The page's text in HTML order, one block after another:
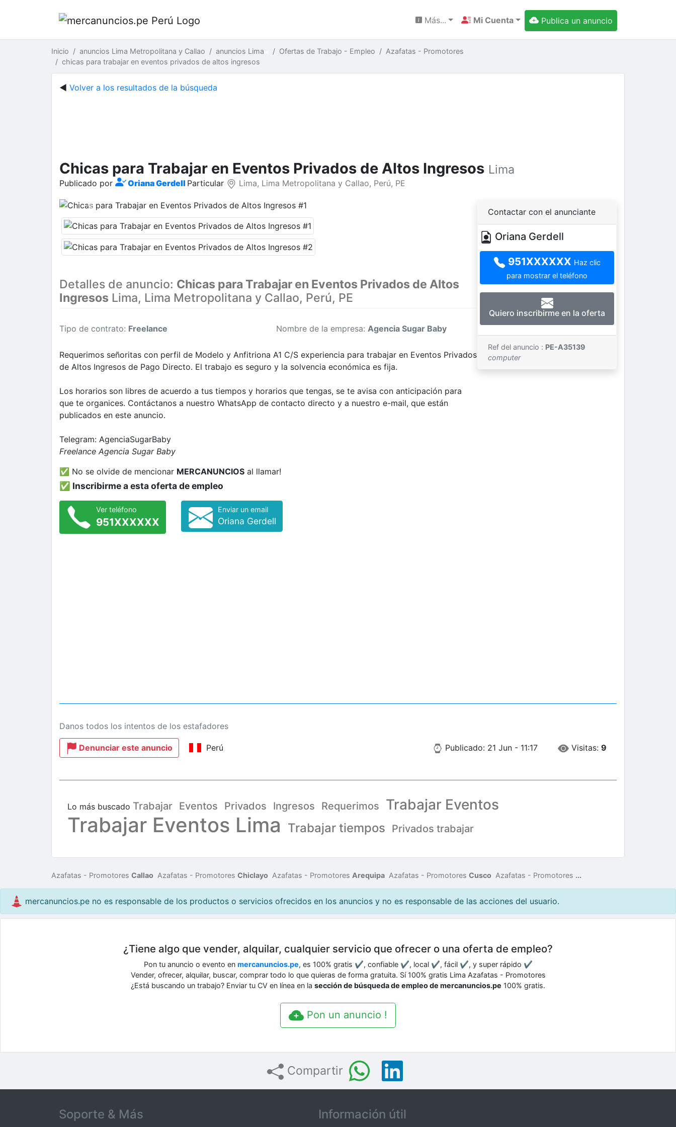
Más... Mi Cuenta Publica un anuncio
Inicio anuncios Lima Metropolitana y Callao anuncios Lima Ofertas de Trabajo - Empleo
Azafatas - Promotores
chicas para trabajar en eventos privados de altos ingresos
◄ Volver a los resultados de la búsqueda
Chicas para Trabajar en Eventos Privados de Altos Ingresos Lima
Publicado por Oriana Gerdell Particular Lima, Lima Metropolitana y Callao, Perú, PE
Previous
Detalles de anuncio: Chicas para Trabajar en Eventos Privados de Altos
Ingresos Lima, Lima Metropolitana y Callao, Perú, PE
Tipo de contrato: Freelance Nombre de la empresa: Agencia Sugar Baby
Requerimos señoritas con perfil de Modelo y Anfitriona A1 C/S experiencia para trabajar en Eventos Privados
de Altos Ingresos de Pago Directo. El trabajo es seguro y la solvencia económica es fija.
Los horarios son libres de acuerdo a tus tiempos y horarios que tengas, se te avisa con anticipación para
que te organices. Contáctanos a nuestro WhatsApp de contacto directo y a nuestro e-mail, que están
publicados en este anuncio.
Telegram: AgenciaSugarBaby
Freelance Agencia Sugar Baby
✅ No se olvide de mencionar MERCANUNCIOS al llamar!
✅ Inscribirme a esta oferta de empleo
Ver teléfono
951XXXXXX
Enviar un email
Oriana Gerdell
Contactar con el anunciante
Oriana Gerdell
951XXXXXX Haz clic
para mostrar el teléfono
Quiero inscribirme en la oferta
Ref del anuncio : PE-A35139
computer
Danos todos los intentos de los estafadores
Denunciar este anuncio Perú Publicado: 21 Jun - 11:17 Visitas: 9
Lo más buscado Trabajar Eventos Privados Ingresos Requerimos Trabajar Eventos
Trabajar Eventos Lima Trabajar tiempos Privados trabajar
Azafatas - Promotores Callao Azafatas - Promotores Chiclayo Azafatas - Promotores Arequipa Azafatas - Promotores Cusco Azafatas - Promotores ...
mercanuncios.pe no es responsable de los productos o servicios ofrecidos en los anuncios y no es responsable de las acciones del usuario.
¿Tiene algo que vender, alquilar, cualquier servicio que ofrecer o una oferta de empleo?
Pon tu anuncio o evento en mercanuncios.pe, es 100% gratis ✔, confiable ✔, local ✔, fácil ✔, y super rápido ✔
Vender, ofrecer, alquilar, buscar, comprar todo lo que quieras de forma gratuita. Sí 100% gratis Lima Azafatas - Promotores
¿Está buscando un trabajo? Enviar tu CV en línea en la sección de búsqueda de empleo de mercanuncios.pe 100% gratis.
Pon un anuncio !
Compartir
Soporte & Más Información útil